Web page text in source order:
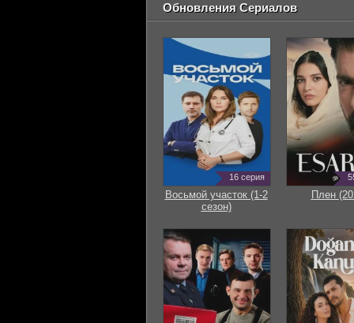
Обновления Сериалов
16 серия
Восьмой участок (1-2
сезон)
Плен